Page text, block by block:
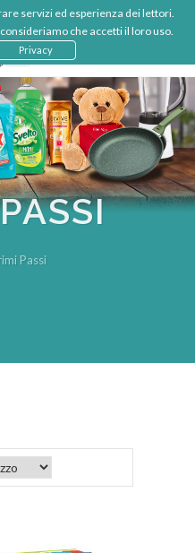
servizi ed esperienza dei lettori.
che accetti il loro uso.
Privacy
€
IT
Passi